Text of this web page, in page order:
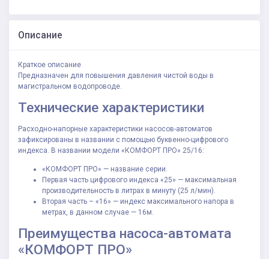
Описание
Краткое описание
Предназначен для повышения давления чистой воды в
магистральном водопроводе.
Технические характеристики
Расходно-напорные характеристики насосов-автоматов
зафиксированы в названии с помощью буквенно-цифрового
индекса. В названии модели «КОМФОРТ ПРО» 25/16:
«КОМФОРТ ПРО» — название серии.
Первая часть цифрового индекса «25» — максимальная
производительность в литрах в минуту (25 л/мин).
Вторая часть – «16» — индекс максимального напора в
метрах, в данном случае — 16м.
Преимущества насоса-автомата
«КОМФОРТ ПРО»